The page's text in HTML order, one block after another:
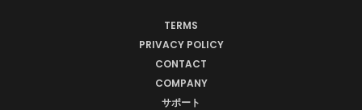
TERMS
PRIVACY POLICY
CONTACT
COMPANY
サポート